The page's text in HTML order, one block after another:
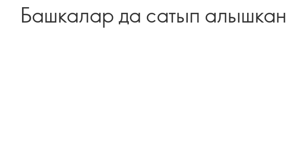
Башкалар да сатып алышкан